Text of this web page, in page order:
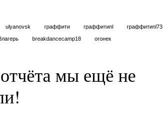
ulyanovsk граффити граффитиnl граффитиnl73
breakdancecamp18 огонек
мы ещё не